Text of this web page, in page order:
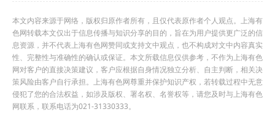
本文内容来源于网络，版权归原作者所有，且仅代表原作者个人观点。上海有
色网转载本文仅出于信息传播与知识分享的目的，旨在为用户提供更广泛的信
息资源，并不代表上海有色网赞同或支持文中观点，也不构成对文中内容真实
性、完整性与准确性的确认或保证。本文所载信息仅供参考，不作为上海有色
网对客户的直接决策建议，客户应根据自身情况独立分析、自主判断，相关决
策风险由客户自行承担。上海有色网尊重并保护知识产权，若转载过程中无意
侵犯了您的合法权益，如涉及版权、署名权、名誉权等，请您及时与上海有色
网联系，联系电话为021-31330333。